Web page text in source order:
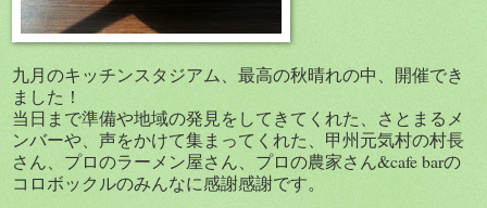
九月のキッチンスタジアム、最高の秋晴れの中、開催でき
ました！
当日まで準備や地域の発見をしてきてくれた、さとまるメ
ンバーや、声をかけて集まってくれた、甲州元気村の村長
さん、プロのラーメン屋さん、プロの農家さん&cafe barの
コロボックルのみんなに感謝感謝です。